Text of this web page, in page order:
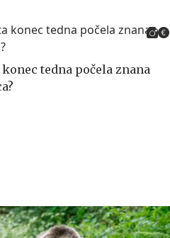
konec tedna počela znana